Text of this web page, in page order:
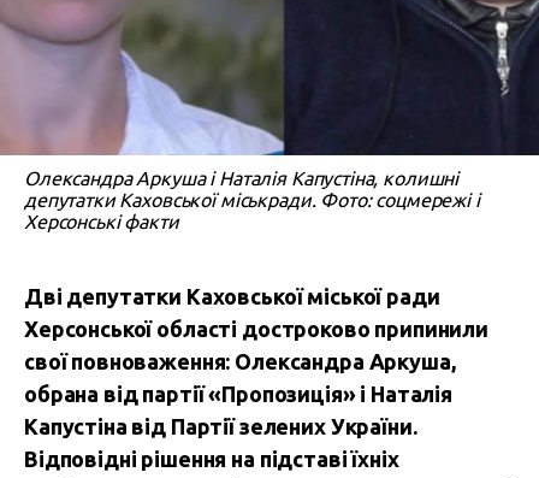
Олександра Аркуша і Наталія Капустіна, колишні
депутатки Каховської міськради. Фото: соцмережі і
Херсонські факти
Дві депутатки Каховської міської ради
Херсонської області достроково припинили
свої повноваження: Олександра Аркуша,
обрана від партії «Пропозиція» і Наталія
Капустіна від Партії зелених України.
Відповідні рішення на підставі їхніх